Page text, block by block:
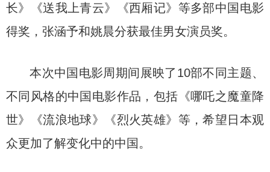
长》《送我上青云》《西厢记》等多部中国电影
得奖，张涵予和姚晨分获最佳男女演员奖。
本次中国电影周期间展映了10部不同主题、
不同风格的中国电影作品，包括《哪吒之魔童降
世》《流浪地球》《烈火英雄》等，希望日本观
众更加了解变化中的中国。